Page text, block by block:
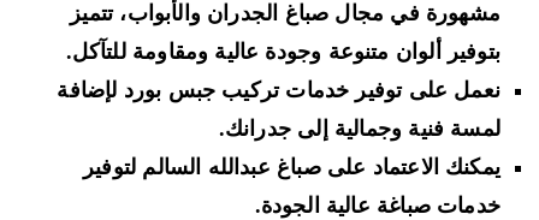
مشهورة في مجال صباغ الجدران والأبواب، تتميز
بتوفير ألوان متنوعة وجودة عالية ومقاومة للتآكل.
نعمل على توفير خدمات تركيب جبس بورد لإضافة
لمسة فنية وجمالية إلى جدرانك.
يمكنك الاعتماد على صباغ عبدالله السالم لتوفير
خدمات صباغة عالية الجودة.